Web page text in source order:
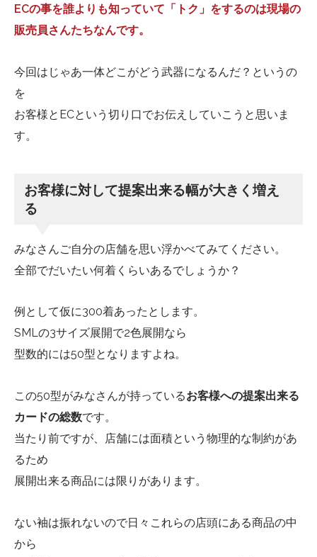
ECの事を誰よりも知っていて「トク」をするのは現場の
販売員さんたちなんです。
今回はじゃあ一体どこがどう武器になるんだ？というの
を
お客様とECという切り口でお伝えしていこうと思いま
す。
お客様に対して提案出来る幅が大きく増え
る
みなさんご自分の店舗を思い浮かべてみてください。
全部でだいたい何着くらいあるでしょうか？
例として仮に300着あったとします。
SMLの3サイズ展開で2色展開なら
型数的には50型となりますよね。
この50型がみなさんが持っているお客様への提案出来る
カードの総数です。
当たり前ですが、店舗には面積という物理的な制約があ
るため
展開出来る商品には限りがあります。
ない袖は振れないので日々これらの店頭にある商品の中
から